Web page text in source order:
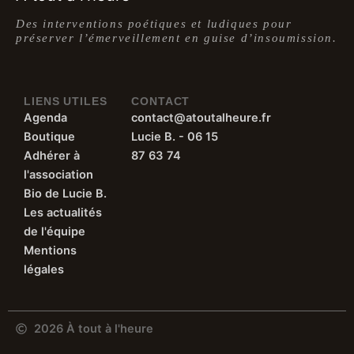
Des interventions poétiques et ludiques pour
préserver l’émerveillement en guise d’insoumission.
LIENS UTILES
Agenda
Boutique
Adhérer à
l'association
Bio de Lucie B.
Les actualités
de l'équipe
Mentions
légales
CONTACT
contact@atoutalheure.fr
Lucie B. - 06 15
87 63 74
2026 À tout à l'heure